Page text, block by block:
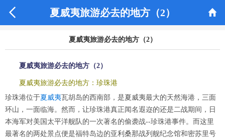
 夏威夷旅游必去的地方（2） 
夏威夷旅游必去的地方（2）
夏威夷旅游必去的地方（2）
夏威夷旅游必去的地方：珍珠港
珍珠港位于夏威夷瓦胡岛的西南部，是夏威夷最大的天然海港，三面
环山，一面临海。然而，让珍珠港真正闻名遐迩的还是二战期间，日
本海军对美国太平洋舰队的一次著名的偷袭战--珍珠港事件。而这里
最著名的两处景点便是福特岛边的亚利桑那战列舰纪念馆和密苏里号